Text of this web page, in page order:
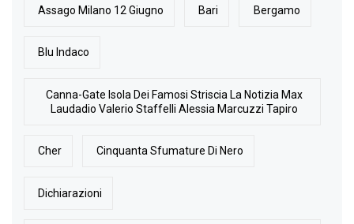
Assago Milano 12 Giugno Bari Bergamo
Blu Indaco
Canna-Gate Isola Dei Famosi Striscia La Notizia Max
Laudadio Valerio Staffelli Alessia Marcuzzi Tapiro
Cher Cinquanta Sfumature Di Nero
Dichiarazioni